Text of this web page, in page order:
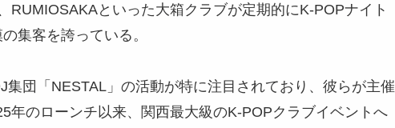
RUMIOSAKAといった大箱クラブが定期的にK-POPナイト
集客を誇っている。
団「NESTAL」の活動が特に注目されており、彼らが主催
年のローンチ以来、関西最大級のK-POPクラブイベントへ